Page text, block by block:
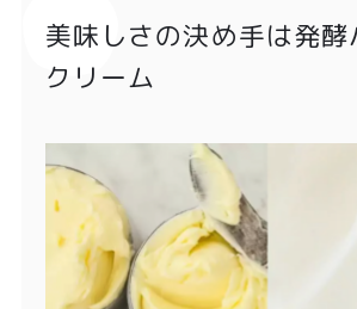
美味しさの決め手は発酵
クリーム